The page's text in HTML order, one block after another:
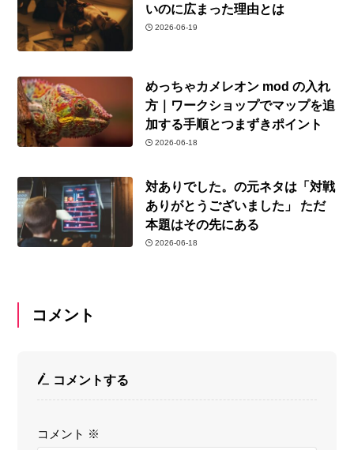
いのに広まった理由とは
2026-06-19
めっちゃカメレオン mod の入れ
方｜ワークショップでマップを追
加する手順とつまずきポイント
2026-06-18
対ありでした。の元ネタは「対戦
ありがとうございました」 ただ
本題はその先にある
2026-06-18
コメント
コメントする
コメント ※